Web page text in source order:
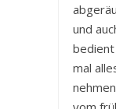
und
bedient
mal